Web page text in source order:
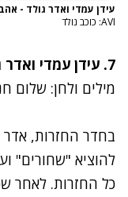
עידן עמדי ואדר גולד -
AVI: כוכב נולד
7. עידן עמדי
מילים ולחן: שלום
בחדר החזרות, אדר
להוציא "שחורים"
כל החזרות. לאחר